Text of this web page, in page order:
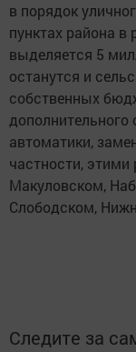
в порядок
пунктах района
выделяется 5
останутся и
собственных
автоматики,
частности,
Макуловском,
Слободском,
Следите за